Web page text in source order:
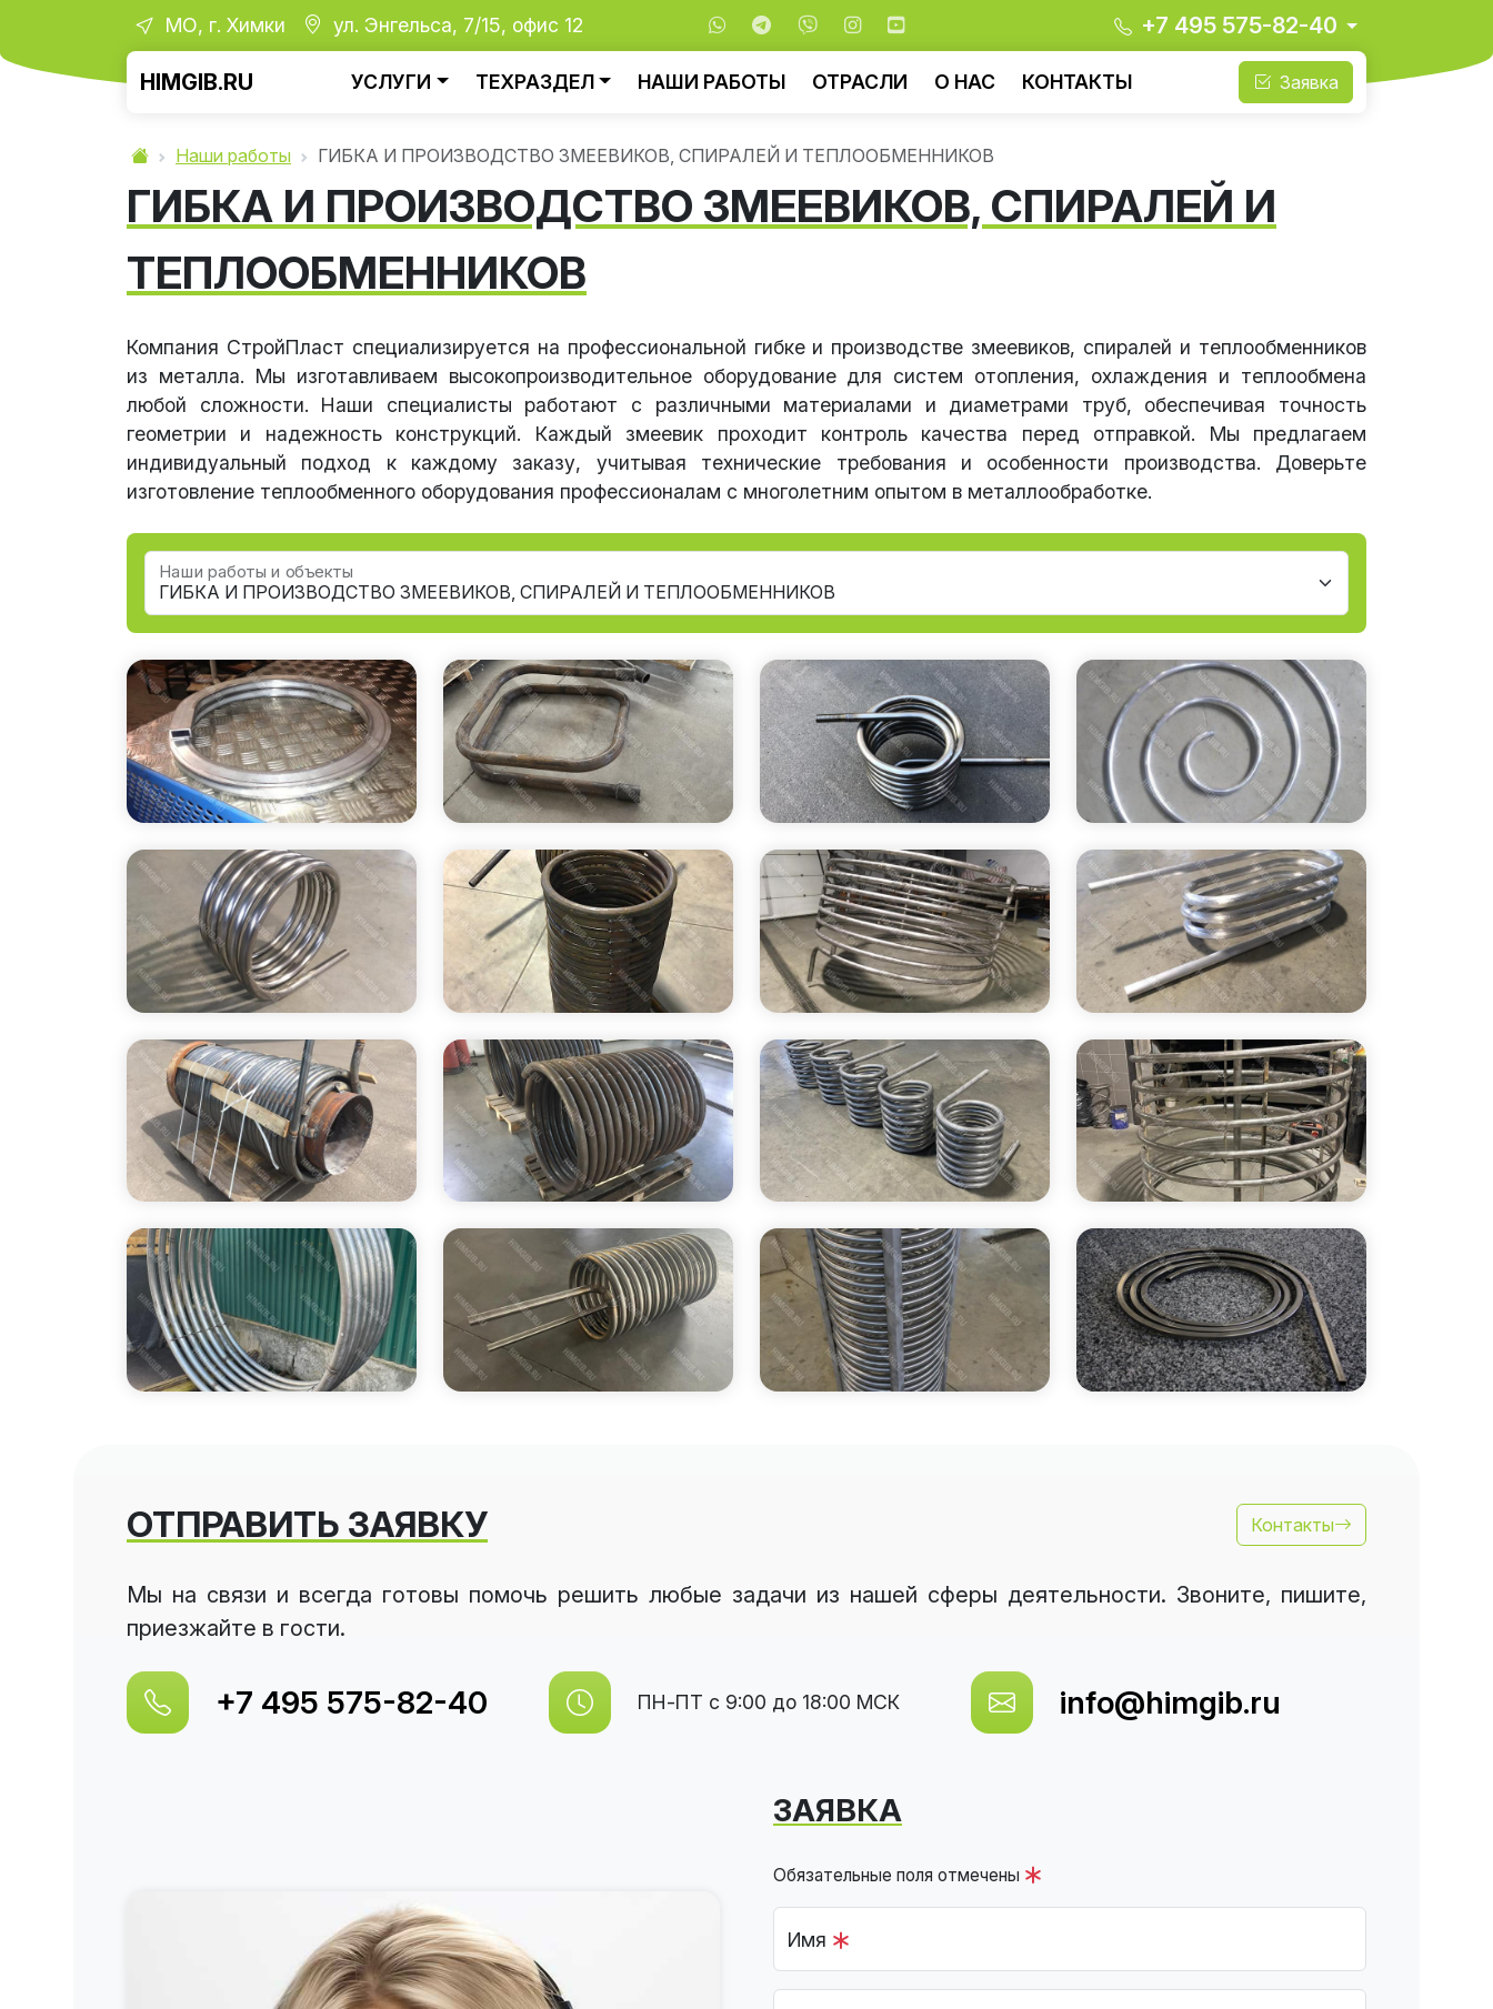
МО, г. Химки ул. Энгельса, 7/15, офис 12 +7 495 575-82-40
HIMGIB.RU УСЛУГИ ТЕХРАЗДЕЛ НАШИ РАБОТЫ ОТРАСЛИ О НАС КОНТАКТЫ Заявка
Наши работы ГИБКА И ПРОИЗВОДСТВО ЗМЕЕВИКОВ, СПИРАЛЕЙ И ТЕПЛООБМЕННИКОВ
ГИБКА И ПРОИЗВОДСТВО ЗМЕЕВИКОВ, СПИРАЛЕЙ И
ТЕПЛООБМЕННИКОВ
Компания СтройПласт специализируется на профессиональной гибке и производстве змеевиков, спиралей и теплообменников
из металла. Мы изготавливаем высокопроизводительное оборудование для систем отопления, охлаждения и теплообмена
любой сложности. Наши специалисты работают с различными материалами и диаметрами труб, обеспечивая точность
геометрии и надежность конструкций. Каждый змеевик проходит контроль качества перед отправкой. Мы предлагаем
индивидуальный подход к каждому заказу, учитывая технические требования и особенности производства. Доверьте
изготовление теплообменного оборудования профессионалам с многолетним опытом в металлообработке.
Наши работы и объекты
ОТПРАВИТЬ ЗАЯВКУ Контакты
Мы на связи и всегда готовы помочь решить любые задачи из нашей сферы деятельности. Звоните, пишите,
приезжайте в гости.
+7 495 575-82-40 ПН-ПТ с 9:00 до 18:00 МСК info@himgib.ru
ЗАЯВКА
Обязательные поля отмечены
Имя